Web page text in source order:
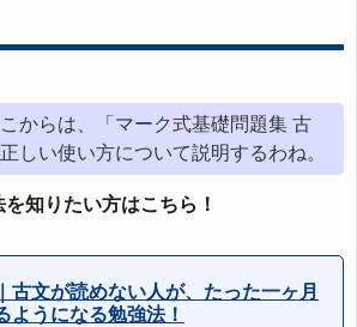
からは、「マーク式基礎問題集 古
しい使い方について説明するわね。
知りたい方はこちら！
古文が読めない人が、たった一ヶ月
ようになる勉強法！